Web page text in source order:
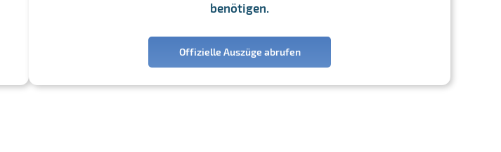
benötigen.
Offizielle Auszüge abrufen